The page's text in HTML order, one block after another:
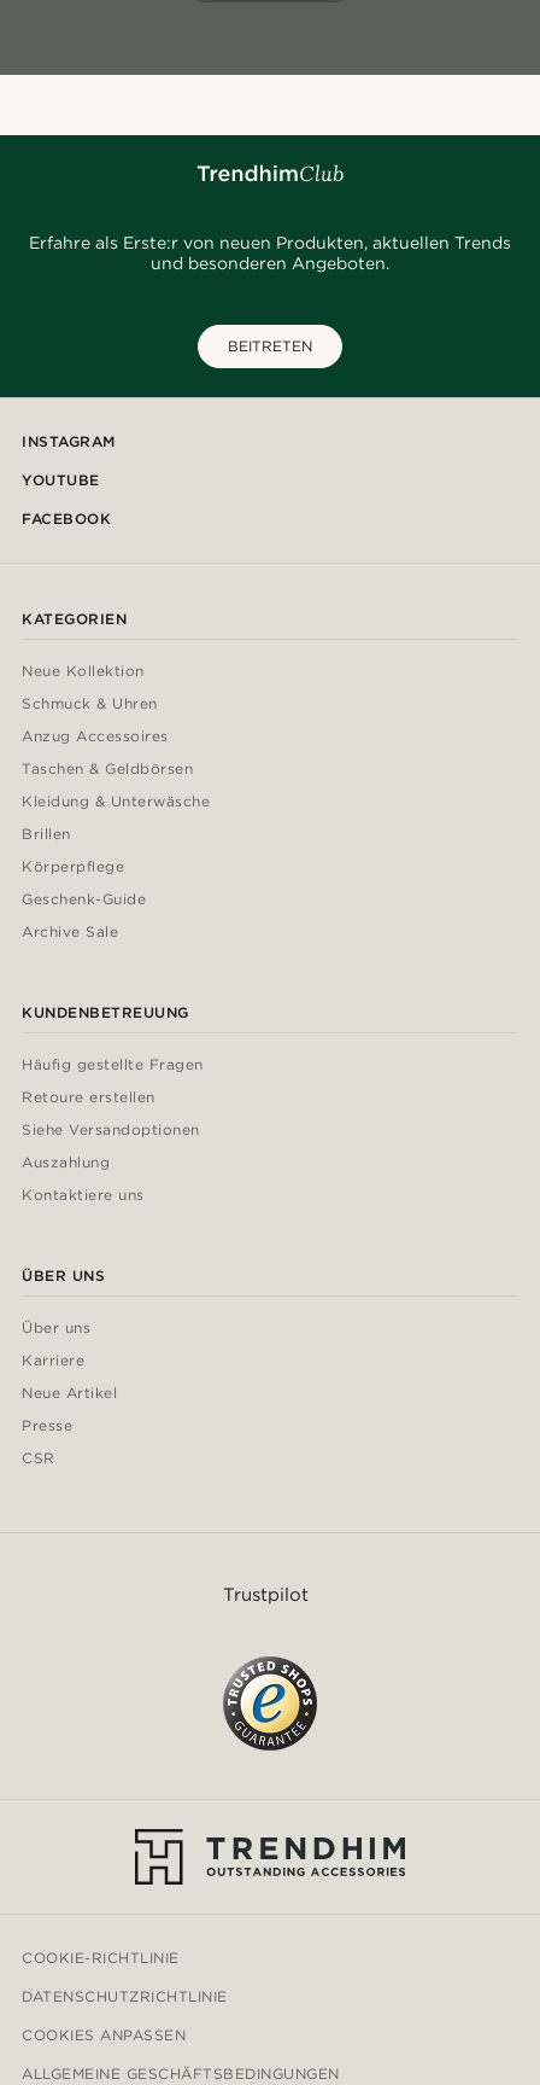
Erfahre als Erste:r von neuen Produkten, aktuellen Trends
und besonderen Angeboten.
BEITRETEN
INSTAGRAM
YOUTUBE
FACEBOOK
KATEGORIEN
Neue Kollektion
Schmuck & Uhren
Anzug Accessoires
Taschen & Geldbörsen
Kleidung & Unterwäsche
Brillen
Körperpflege
Geschenk-Guide
Archive Sale
KUNDENBETREUUNG
Häufig gestellte Fragen
Retoure erstellen
Siehe Versandoptionen
Auszahlung
Kontaktiere uns
ÜBER UNS
Über uns
Karriere
Neue Artikel
Presse
CSR
Trustpilot
COOKIE-RICHTLINIE
DATENSCHUTZRICHTLINIE
COOKIES ANPASSEN
ALLGEMEINE GESCHÄFTSBEDINGUNGEN